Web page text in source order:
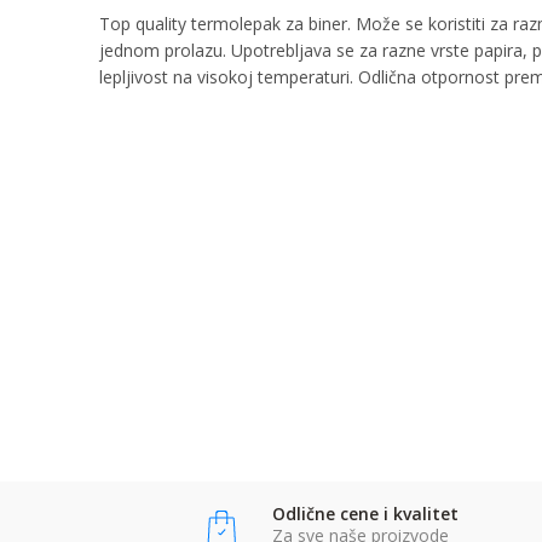
Top quality termolepak za biner. Može se koristiti za
jednom prolazu. Upotrebljava se za razne vrste papira,
lepljivost na visokoj temperaturi. Odlična otpornost
Odlične cene i kvalitet
Za sve naše proizvode